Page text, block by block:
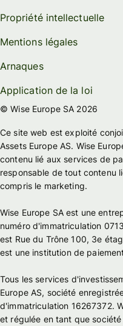
Propriété intellectuelle
Mentions légales
Arnaques
Application de la loi
© Wise Europe SA 2026
Ce site web est exploité
Assets Europe AS. Wise
contenu lié aux services de
responsable de tout contenu
compris le marketing.
Wise Europe SA est une
numéro d'immatriculation
est Rue du Trône 100, 3e
est une institution de
Tous les services
Europe AS, société
d'immatriculation 16267372.
et régulée en tant que